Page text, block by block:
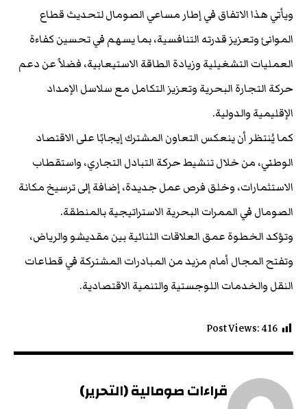
ويأتي هذا الاتفاق في إطار مساعي الصومال لتحديث قطاع
الموانئ وتعزيز قدرته التنافسية، بما يسهم في تحسين كفاءة
العمليات التشغيلية وزيادة الطاقة الاستيعابية، فضلاً عن دعم
حركة التجارة البحرية وتعزيز التكامل مع سلاسل الإمداد
الإقليمية والدولية.
كما يُنتظر أن ينعكس التعاون المشترك إيجابًا على الاقتصاد
الوطني، من خلال تنشيط حركة التبادل التجاري، واستقطاب
الاستثمارات، وخلق فرص عمل جديدة، إضافة إلى ترسيخ مكانة
الصومال في الممرات البحرية الاستراتيجية بالمنطقة.
وتؤكد الخطوة عمق العلاقات الثنائية بين مقديشو والرياض،
وتفتح المجال أمام مزيد من المبادرات المشتركة في قطاعات
النقل والخدمات اللوجستية والتنمية الاقتصادية.
Post Views:416
قراءات صومالية (التحرير)